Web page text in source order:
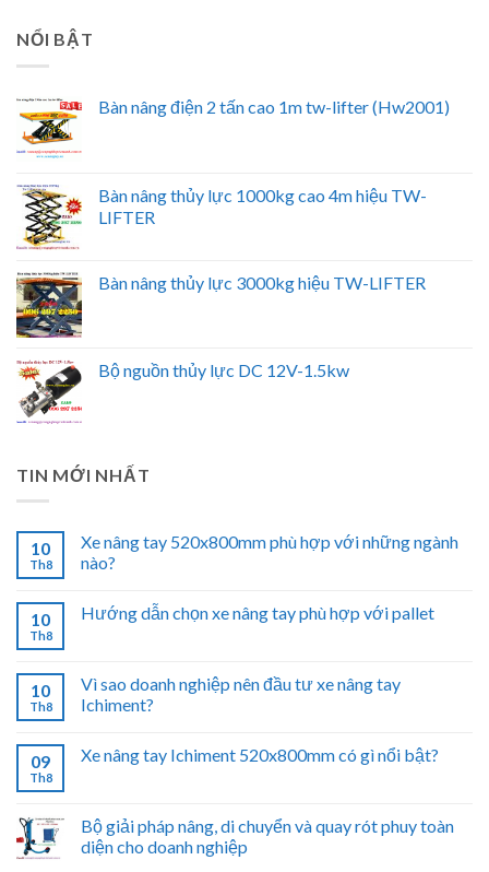
NỔI BẬT
Bàn nâng điện 2 tấn cao 1m tw-lifter (Hw2001)
Bàn nâng thủy lực 1000kg cao 4m hiệu TW-
LIFTER
Bàn nâng thủy lực 3000kg hiệu TW-LIFTER
Bộ nguồn thủy lực DC 12V-1.5kw
TIN MỚI NHẤT
10
Th8
Xe nâng tay 520x800mm phù hợp với những ngành
nào?
10
Th8
Hướng dẫn chọn xe nâng tay phù hợp với pallet
10
Th8
Vì sao doanh nghiệp nên đầu tư xe nâng tay
Ichiment?
09
Th8
Xe nâng tay Ichiment 520x800mm có gì nổi bật?
Bộ giải pháp nâng, di chuyển và quay rót phuy toàn
diện cho doanh nghiệp